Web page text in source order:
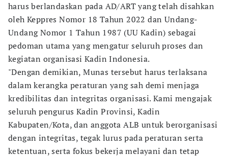
harus berlandaskan pada AD/ART yang telah disahkan
oleh Keppres Nomor 18 Tahun 2022 dan Undang-
Undang Nomor 1 Tahun 1987 (UU Kadin) sebagai
pedoman utama yang mengatur seluruh proses dan
kegiatan organisasi Kadin Indonesia.
"Dengan demikian, Munas tersebut harus terlaksana
dalam kerangka peraturan yang sah demi menjaga
kredibilitas dan integritas organisasi. Kami mengajak
seluruh pengurus Kadin Provinsi, Kadin
Kabupaten/Kota, dan anggota ALB untuk berorganisasi
dengan integritas, tegak lurus pada peraturan serta
ketentuan, serta fokus bekerja melayani dan tetap